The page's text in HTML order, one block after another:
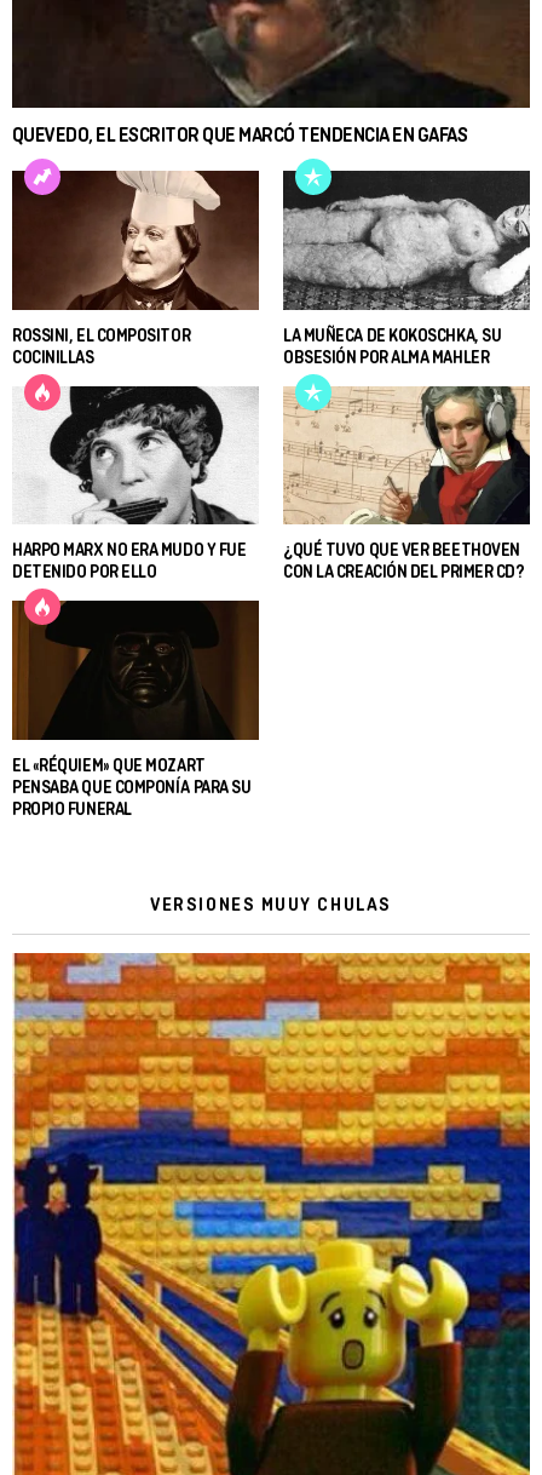
QUEVEDO, EL ESCRITOR QUE MARCÓ TENDENCIA EN GAFAS
ROSSINI, EL COMPOSITOR
COCINILLAS
LA MUÑECA DE KOKOSCHKA, SU
OBSESIÓN POR ALMA MAHLER
HARPO MARX NO ERA MUDO Y FUE
DETENIDO POR ELLO
¿QUÉ TUVO QUE VER BEETHOVEN
CON LA CREACIÓN DEL PRIMER CD?
EL «RÉQUIEM» QUE MOZART
PENSABA QUE COMPONÍA PARA SU
PROPIO FUNERAL
VERSIONES MUUY CHULAS